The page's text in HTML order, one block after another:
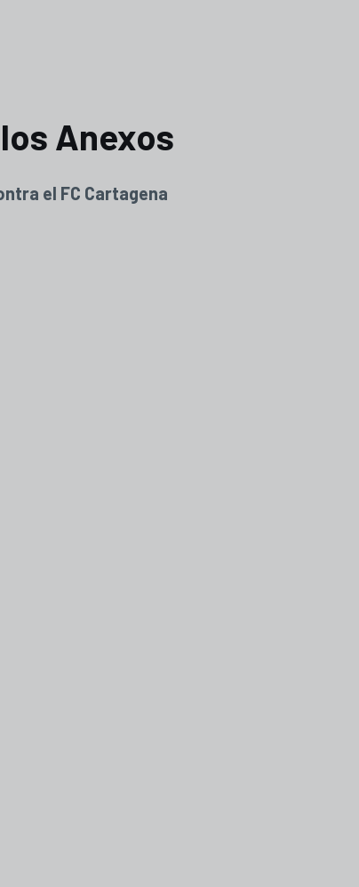
Anexos
el FC Cartagena